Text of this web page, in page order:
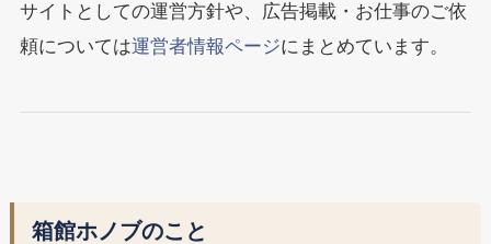
サイトとしての運営方針や、広告掲載・お仕事のご依
頼については運営者情報ページにまとめています。
箱館ホノブのこと